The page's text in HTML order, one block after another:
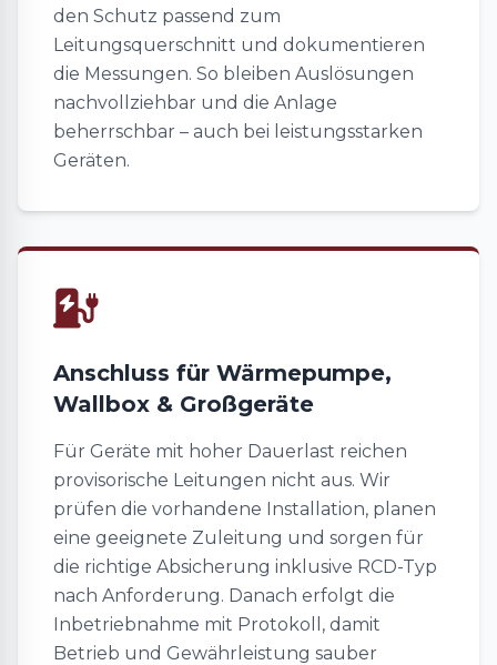
den Schutz passend zum
Leitungsquerschnitt und dokumentieren
die Messungen. So bleiben Auslösungen
nachvollziehbar und die Anlage
beherrschbar – auch bei leistungsstarken
Geräten.
Anschluss für Wärmepumpe,
Wallbox & Großgeräte
Für Geräte mit hoher Dauerlast reichen
provisorische Leitungen nicht aus. Wir
prüfen die vorhandene Installation, planen
eine geeignete Zuleitung und sorgen für
die richtige Absicherung inklusive RCD-Typ
nach Anforderung. Danach erfolgt die
Inbetriebnahme mit Protokoll, damit
Betrieb und Gewährleistung sauber